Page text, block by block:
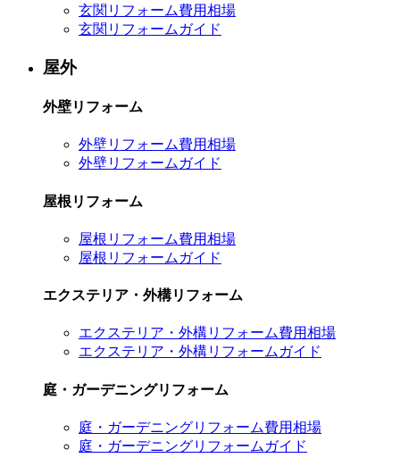
玄関リフォーム費用相場
玄関リフォームガイド
屋外
外壁リフォーム
外壁リフォーム費用相場
外壁リフォームガイド
屋根リフォーム
屋根リフォーム費用相場
屋根リフォームガイド
エクステリア・外構リフォーム
エクステリア・外構リフォーム費用相場
エクステリア・外構リフォームガイド
庭・ガーデニングリフォーム
庭・ガーデニングリフォーム費用相場
庭・ガーデニングリフォームガイド